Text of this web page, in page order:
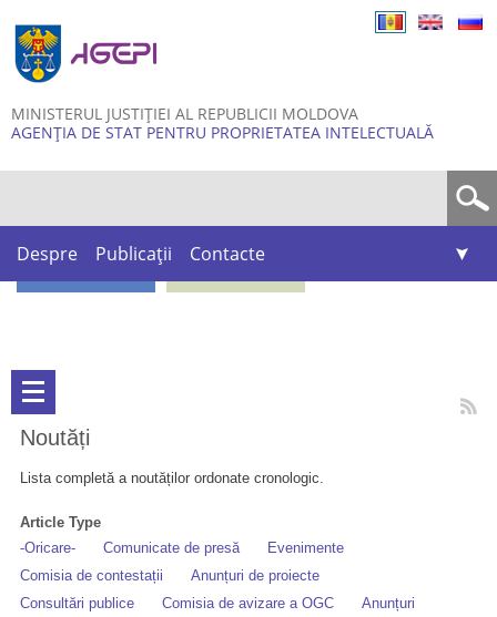
MINISTERUL JUSTIȚIEI AL REPUBLICII MOLDOVA
AGENȚIA DE STAT PENTRU PROPRIETATEA INTELECTUALĂ
Despre Publicații Contacte
Noutăți
Lista completă a noutăților ordonate cronologic.
Article Type
-Oricare-
Comunicate de presă
Evenimente
Comisia de contestații
Anunțuri de proiecte
Consultări publice
Comisia de avizare a OGC
Anunțuri